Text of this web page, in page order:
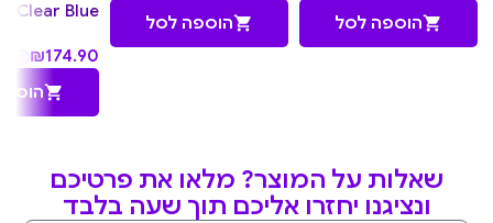
הוספה לסל
הוספה לסל
Clear Blue
₪174.90
שאלות על המוצר? מלאו את פרטיכם
ונציגנו יחזרו אליכם תוך שעה בלבד